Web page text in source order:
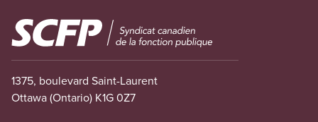
Image
1375, boulevard Saint-Laurent
Ottawa (Ontario) K1G 0Z7